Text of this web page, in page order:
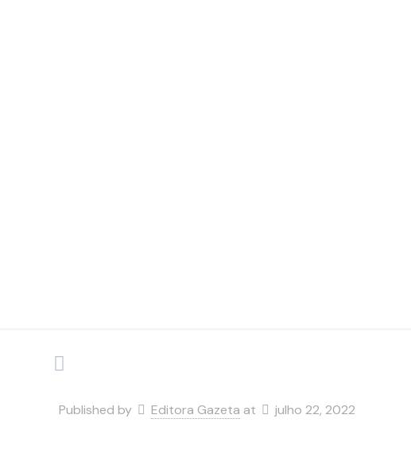
Published by Editora Gazeta at julho 22, 2022